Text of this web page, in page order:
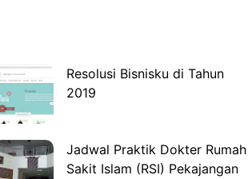
Resolusi Bisnisku di Tahun
2019
Jadwal Praktik Dokter Rumah
Sakit Islam (RSI) Pekajangan